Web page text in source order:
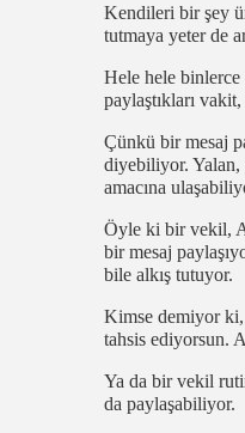
Kendileri bir şey
tutmaya yeter de
Hele hele binlerce
paylaştıkları
Çünkü bir mesaj
diyebiliyor. Yalan,
amacına
Öyle ki bir vekil,
bir mesaj
bile alkış tutuyor.
Kimse demiyor ki,
tahsis ediyorsun.
Ya da bir vekil
da paylaşabiliyor.